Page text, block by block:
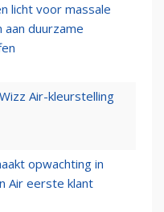
licht voor massale
duurzame
Air-kleurstelling
opwachting in
Air eerste klant